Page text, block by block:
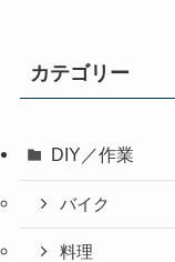
カテゴリー
DIY／作業
バイク
料理